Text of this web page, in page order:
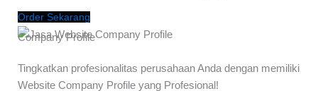
Order Sekarang
Company Profile
Tingkatkan profesionalitas perusahaan Anda dengan memiliki
Website Company Profile yang Profesional!